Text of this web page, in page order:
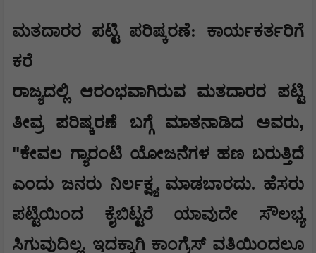
ಮತದಾರರ ಪಟ್ಟಿ ಪರಿಷ್ಕರಣೆ: ಕಾರ್ಯಕರ್ತರಿಗೆ
ಕರೆ
ರಾಜ್ಯದಲ್ಲಿ ಆರಂಭವಾಗಿರುವ ಮತದಾರರ ಪಟ್ಟಿ
ತೀವ್ರ ಪರಿಷ್ಕರಣೆ ಬಗ್ಗೆ ಮಾತನಾಡಿದ ಅವರು,
"ಕೇವಲ ಗ್ಯಾರಂಟಿ ಯೋಜನೆಗಳ ಹಣ ಬರುತ್ತಿದೆ
ಎಂದು ಜನರು ನಿರ್ಲಕ್ಷ್ಯ ಮಾಡಬಾರದು. ಹೆಸರು
ಪಟ್ಟಿಯಿಂದ ಕೈಬಿಟ್ಟರೆ ಯಾವುದೇ ಸೌಲಭ್ಯ
ಸಿಗುವುದಿಲ್ಲ. ಇದಕ್ಕಾಗಿ ಕಾಂಗ್ರೆಸ್ ವತಿಯಿಂದಲೂ